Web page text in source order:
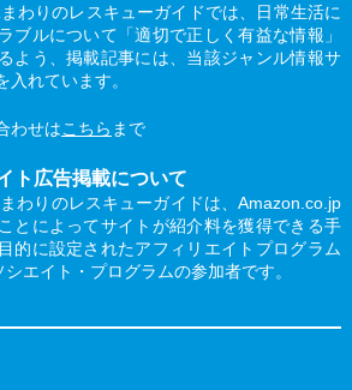
わりのレスキューガイドでは、日常生活に
ブルについて「適切で正しく有益な情報」
よう、掲載記事には、当該ジャンル情報サ
入れています。
わせはこちら まで
ト広告掲載について
わりのレスキューガイドは、Amazon.co.jp
とによってサイトが紹介料を獲得できる手
的に設定されたアフィリエイトプログラム
エイト・プログラムの参加者です。